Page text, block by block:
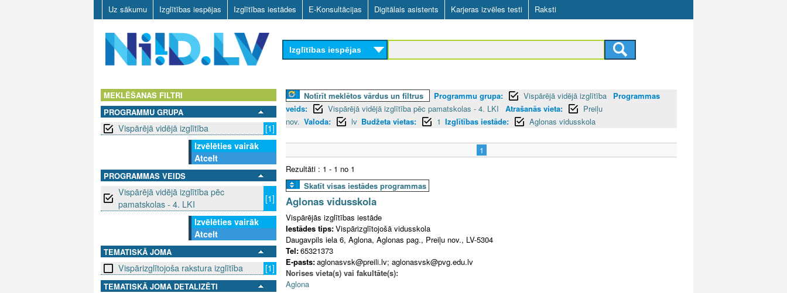
Skip
to
main
content
Uz sākumu Izglītības iespējas Izglītības iestādes E-Konsultācijas Digitālais asistents Karjeras izvēles testi Raksti
V
Izglītības iespējas
MEKLĒŠANAS FILTRI
PROGRAMMU GRUPA
Vispārējā vidējā izglītība
[1]
Izvēlēties vairāk
Atcelt
PROGRAMMAS VEIDS
Vispārējā vidējā izglītība pēc
pamatskolas - 4. LKI
[1]
Izvēlēties vairāk
Atcelt
TEMATISKĀ JOMA
Vispārizglītojoša rakstura izglītība [1]
TEMATISKĀ JOMA DETALIZĒTI
Notīrīt meklētos vārdus un filtrus Programmu grupa: Vispārējā vidējā izglītība
Programmas
veids:
Vispārējā vidējā izglītība pēc pamatskolas - 4. LKI Atrašanās vieta:
Preiļu
nov. Valoda: lv Budžeta vietas: 1 Izglītības iestāde: Aglonas vidusskola
1
Rezultāti : 1 - 1 no 1
Skatīt visas iestādes programmas
Aglonas vidusskola
Vispārējās izglītības iestāde
Iestādes tips:Vispārizglītojošā vidusskola
Daugavpils iela 6, Aglona, Aglonas pag., Preiļu nov., LV-5304
Tel:65321373
E-pasts:aglonasvsk@preili.lv; aglonasvsk@pvg.edu.lv
Norises vieta(s) vai fakultāte(s):
Aglona